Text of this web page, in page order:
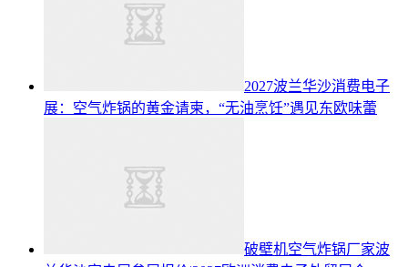
2027波兰华沙消费电子
展：空气炸锅的黄金请柬，“无油烹饪”遇见东欧味蕾
破壁机空气炸锅厂家波